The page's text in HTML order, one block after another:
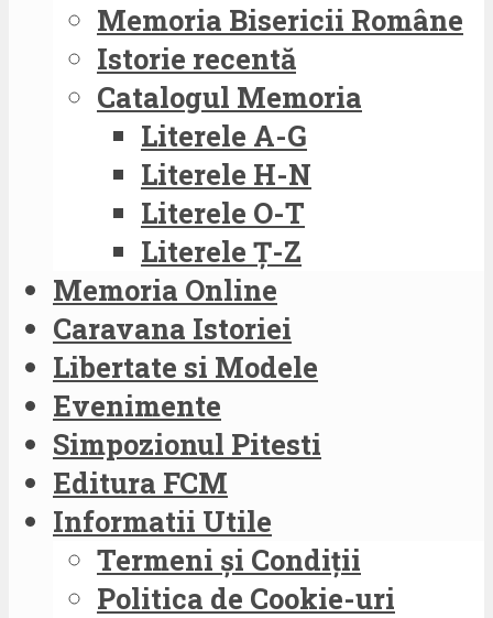
Memoria Bisericii Române
Istorie recentă
Catalogul Memoria
Literele A-G
Literele H-N
Literele O-T
Literele Ț-Z
Memoria Online
Caravana Istoriei
Libertate si Modele
Evenimente
Simpozionul Pitesti
Editura FCM
Informatii Utile
Termeni și Condiții
Politica de Cookie-uri